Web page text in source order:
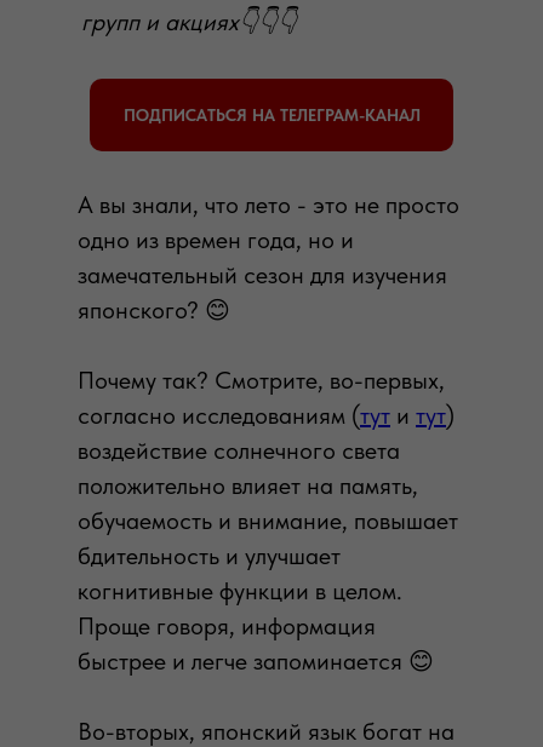
групп и акциях👇👇👇
ПОДПИСАТЬСЯ НА ТЕЛЕГРАМ-КАНАЛ
А вы знали, что лето - это не просто
одно из времен года, но и
замечательный сезон для изучения
японского? 😊
Почему так? Смотрите, во-первых,
согласно исследованиям (тут и тут)
воздействие солнечного света
положительно влияет на память,
обучаемость и внимание, повышает
бдительность и улучшает
когнитивные функции в целом.
Проще говоря, информация
быстрее и легче запоминается 😊
Во-вторых, японский язык богат на